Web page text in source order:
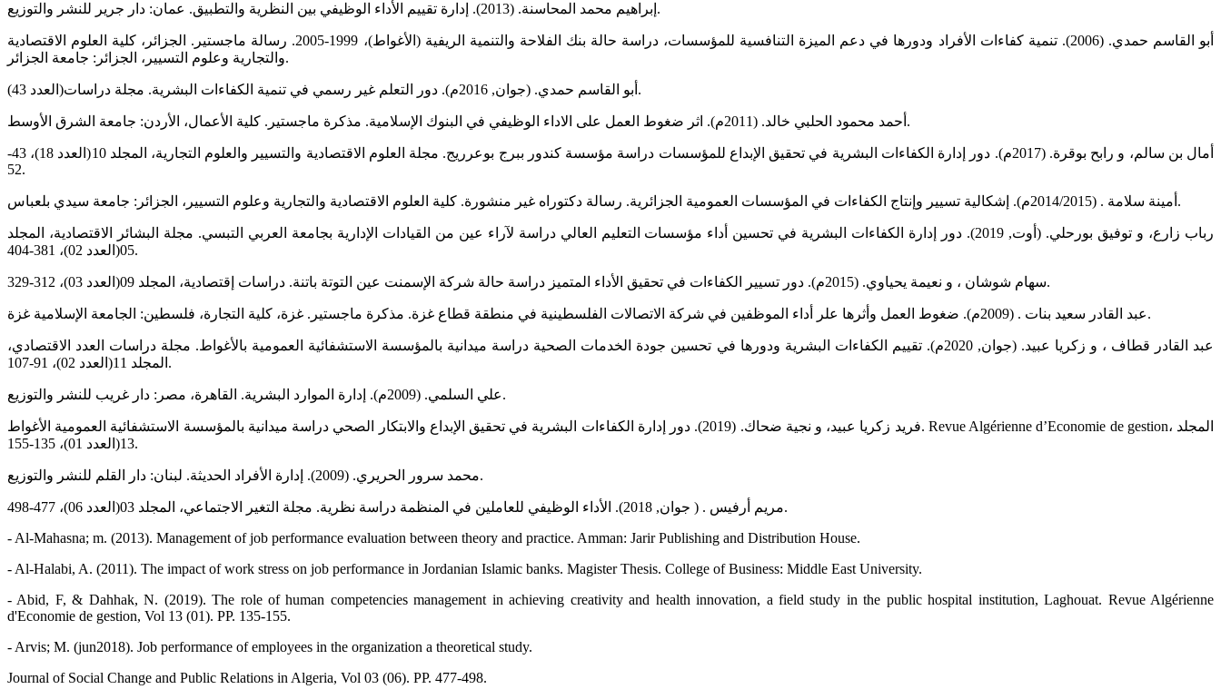
إبراهيم محمد المحاسنة. (2013). إدارة تقييم الأداء الوظيفي بين النظرية والتطبيق. عمان: دار جرير للنشر والتوزيع.
أبو القاسم حمدي. (2006). تنمية كفاءات الأفراد ودورها في دعم الميزة التنافسية للمؤسسات، دراسة حالة بنك الفلاحة والتنمية الريفية (الأغواط)، 1999-2005. رسالة ماجستير. الجزائر، كلية العلوم الاقتصادية
والتجارية وعلوم التسيير، الجزائر: جامعة الجزائر.
أبو القاسم حمدي. (جوان, 2016م). دور التعلم غير رسمي في تنمية الكفاءات البشرية. مجلة دراسات(العدد 43).
أحمد محمود الحلبي خالد. (2011م). اثر ضغوط العمل على الاداء الوظيفي في البنوك الإسلامية. مذكرة ماجستير. كلية الأعمال، الأردن: جامعة الشرق الأوسط.
أمال بن سالم، و رابح بوقرة. (2017م). دور إدارة الكفاءات البشرية في تحقيق الإبداع للمؤسسات دراسة مؤسسة كندور ببرج بوعرريج. مجلة العلوم الاقتصادية والتسيير والعلوم التجارية، المجلد 10(العدد 18)، 43-
52.
أمينة سلامة . (2014/2015م). إشكالية تسيير وإنتاج الكفاءات في المؤسسات العمومية الجزائرية. رسالة دكتوراه غير منشورة. كلية العلوم الاقتصادية والتجارية وعلوم التسيير، الجزائر: جامعة سيدي بلعباس.
رباب زارع، و توفيق بورحلي. (أوت, 2019). دور إدارة الكفاءات البشرية في تحسين أداء مؤسسات التعليم العالي دراسة لآراء عين من القيادات الإدارية بجامعة العربي التبسي. مجلة البشائر الاقتصادية، المجلد
05(العدد 02)، 381-404.
سهام شوشان ، و نعيمة يحياوي. (2015م). دور تسيير الكفاءات في تحقيق الأداء المتميز دراسة حالة شركة الإسمنت عين التوتة باتنة. دراسات إقتصادية، المجلد 09(العدد 03)، 312-329.
عبد القادر سعيد بنات . (2009م). ضغوط العمل وأثرها علر أداء الموظفين في شركة الاتصالات الفلسطينية في منطقة قطاع غزة. مذكرة ماجستير. غزة، كلية التجارة، فلسطين: الجامعة الإسلامية غزة.
عبد القادر قطاف ، و زكريا عبيد. (جوان, 2020م). تقييم الكفاءات البشرية ودورها في تحسين جودة الخدمات الصحية دراسة ميدانية بالمؤسسة الاستشفائية العمومية بالأغواط. مجلة دراسات العدد الاقتصادي،
المجلد 11(العدد 02)، 91-107.
علي السلمي. (2009م). إدارة الموارد البشرية. القاهرة، مصر: دار غريب للنشر والتوزيع.
فريد زكريا عبيد، و نجية ضحاك. (2019). دور إدارة الكفاءات البشرية في تحقيق الإبداع والابتكار الصحي دراسة ميدانية بالمؤسسة الاستشفائية العمومية الأغواط. Revue Algérienne d’Economie de gestion، المجلد
13(العدد 01)، 135-155.
محمد سرور الحريري. (2009). إدارة الأفراد الحديثة. لبنان: دار القلم للنشر والتوزيع.
مريم أرفيس . ( جوان, 2018). الأداء الوظيفي للعاملين في المنظمة دراسة نظرية. مجلة التغير الاجتماعي، المجلد 03(العدد 06)، 477-498.
- Al-Mahasna; m. (2013). Management of job performance evaluation between theory and practice. Amman: Jarir Publishing and Distribution House.
- Al-Halabi, A. (2011). The impact of work stress on job performance in Jordanian Islamic banks. Magister Thesis. College of Business: Middle East University.
- Abid, F, & Dahhak, N. (2019). The role of human competencies management in achieving creativity and health innovation, a field study in the public hospital institution, Laghouat. Revue Algérienne
d'Economie de gestion, Vol 13 (01). PP. 135-155.
- Arvis; M. (jun2018). Job performance of employees in the organization a theoretical study.
Journal of Social Change and Public Relations in Algeria, Vol 03 (06). PP. 477-498.